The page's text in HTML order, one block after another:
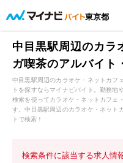
東京都
中目黒駅周辺のカラ
ガ喫茶のアルバイト
中目黒駅周辺のカラオケ・ネットカフ
トを探すならマイナビバイト。勤務地
検索を使ってカラオケ・ネットカフェ
す。中目黒駅周辺のカラオケ・ネット
トで検索！
検索条件に該当する求人情